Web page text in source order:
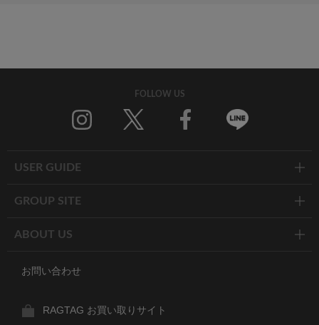
FOLLOW US
USER GUIDE
GROUP SITE
ABOUT US
お問い合わせ
RAGTAG お買い取りサイト